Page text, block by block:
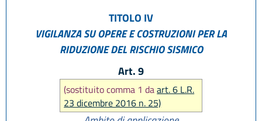
TITOLO IV
VIGILANZA SU OPERE E COSTRUZIONI PER LA
RIDUZIONE DEL RISCHIO SISMICO
Art. 9
(sostituito comma 1 daart. 6 L.R.
23 dicembre 2016 n. 25)